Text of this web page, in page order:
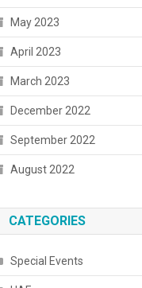
May 2023
April 2023
March 2023
December 2022
September 2022
August 2022
CATEGORIES
Special Events